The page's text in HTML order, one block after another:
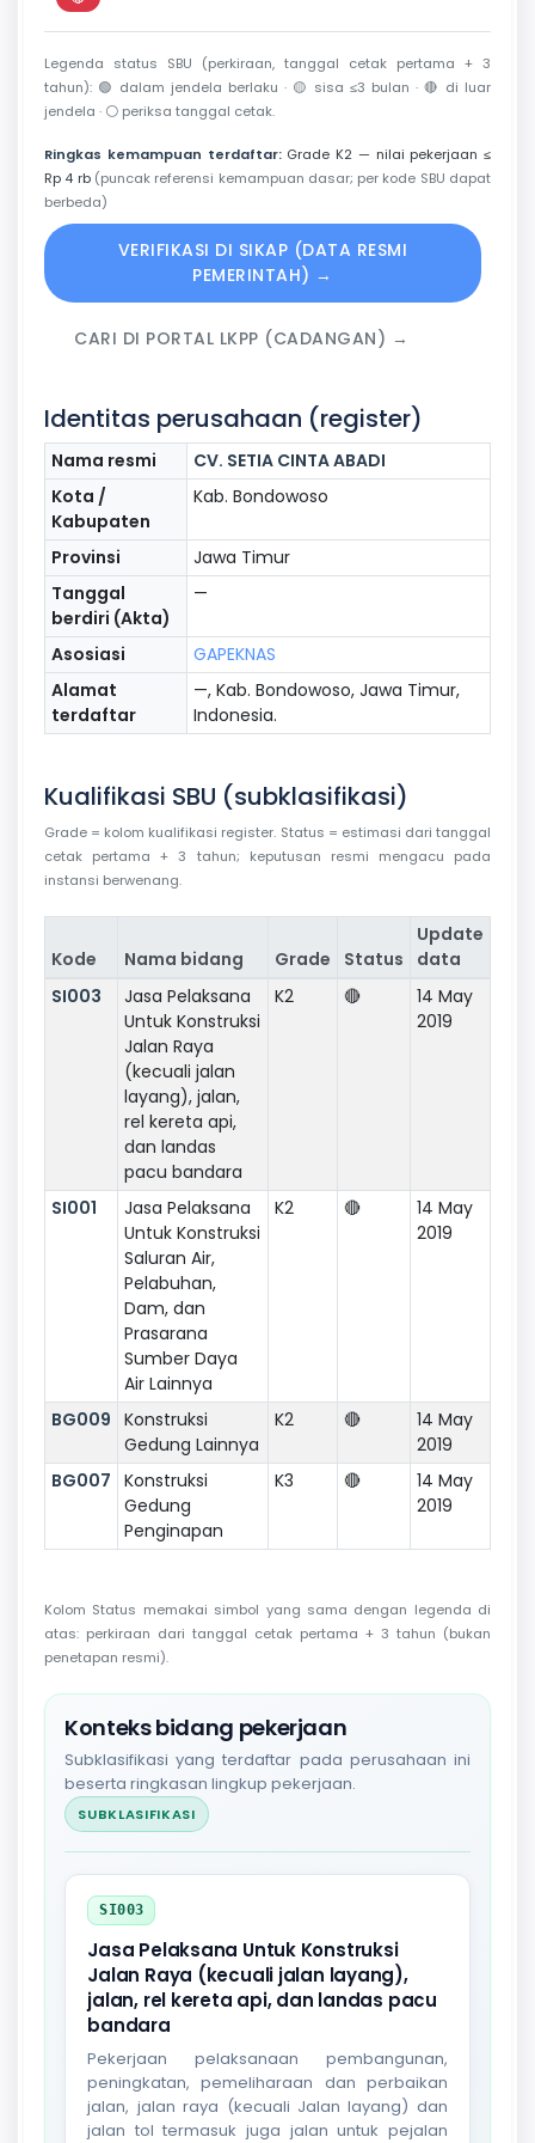
Legenda status SBU (perkiraan, tanggal cetak pertama + 3
tahun): 🟢 dalam jendela berlaku · 🟡 sisa ≤3 bulan · 🔴 di luar
jendela · ⚪ periksa tanggal cetak.
Ringkas kemampuan terdaftar:Grade K2 — nilai pekerjaan ≤
Rp 4 rb (puncak referensi kemampuan dasar; per kode SBU dapat
berbeda)
VERIFIKASI DI SIKAP (DATA RESMI
PEMERINTAH) →
CARI DI PORTAL LKPP (CADANGAN) →
Identitas perusahaan (register)
Nama resmi
CV. SETIA CINTA ABADI
Kota /
Kabupaten
Kab. Bondowoso
Provinsi
Jawa Timur
Tanggal
berdiri (Akta)
—
Asosiasi
GAPEKNAS
Alamat
terdaftar
—, Kab. Bondowoso, Jawa Timur,
Indonesia.
Kualifikasi SBU (subklasifikasi)
Grade = kolom kualifikasi register. Status = estimasi dari tanggal
cetak pertama + 3 tahun; keputusan resmi mengacu pada
instansi berwenang.
Kode Nama bidang Grade Status
Update
data
SI003
Jasa Pelaksana
Untuk Konstruksi
Jalan Raya
(kecuali jalan
layang), jalan,
rel kereta api,
dan landas
pacu bandara
K2 🔴
14 May
2019
SI001
Jasa Pelaksana
Untuk Konstruksi
Saluran Air,
Pelabuhan,
Dam, dan
Prasarana
Sumber Daya
Air Lainnya
K2 🔴
14 May
2019
BG009 Konstruksi
Gedung Lainnya
K2 🔴
14 May
2019
BG007 Konstruksi
Gedung
Penginapan
K3 🔴
14 May
2019
Kolom Status memakai simbol yang sama dengan legenda di
atas: perkiraan dari tanggal cetak pertama + 3 tahun (bukan
penetapan resmi).
Konteks bidang pekerjaan
Subklasifikasi yang terdaftar pada perusahaan ini
beserta ringkasan lingkup pekerjaan.
SUBKLASIFIKASI
SI003
Jasa Pelaksana Untuk Konstruksi
Jalan Raya (kecuali jalan layang),
jalan, rel kereta api, dan landas pacu
bandara
Pekerjaan pelaksanaan pembangunan,
peningkatan, pemeliharaan dan perbaikan
jalan, jalan raya (kecuali Jalan layang) dan
jalan tol termasuk juga jalan untuk pejalan